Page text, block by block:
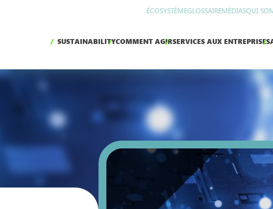
ÉCOSYSTÈMEGLOSSAIREMÉDIASQUI
SUSTAINABILITYCOMMENT AGIRSERVICES AUX ENTREPRISES